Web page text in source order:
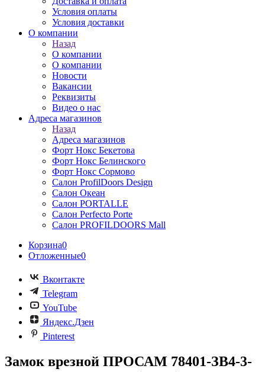
Условия оплаты
Условия доставки
О компании
Назад
О компании
О компании
Новости
Вакансии
Реквизиты
Видео о нас
Адреса магазинов
Назад
Адреса магазинов
Форт Нокс Бекетова
Форт Нокс Белинского
Форт Нокс Сормово
Салон ProfilDoors Design
Салон Океан
Салон PORTALLE
Салон Perfecto Portе
Салон PROFILDOORS Mall
Корзина0
Отложенные0
Вконтакте
Telegram
YouTube
Яндекс.Дзен
Pinterest
Замок врезной ПРОСАМ 78401-ЗВ4-3-